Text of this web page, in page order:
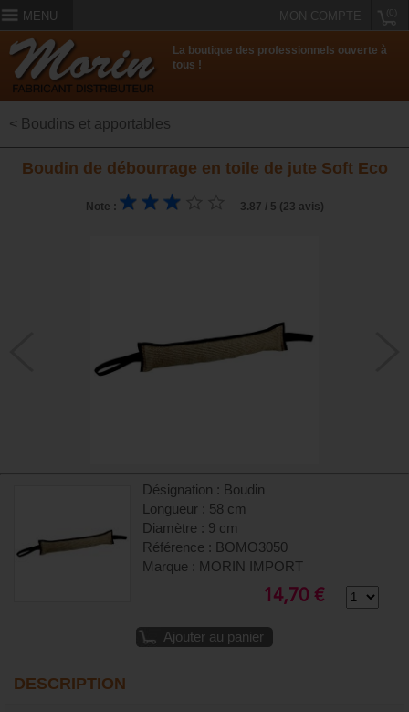
MENU MON COMPTE
La boutique des professionnels ouverte à
tous !
< Boudins et apportables
Boudin de débourrage en toile de jute Soft Eco
Note : 3.87 / 5 (23 avis)
Désignation : Boudin
Longueur : 58 cm
Diamètre : 9 cm
Référence : BOMO3050
Marque : MORIN IMPORT
14,70 €
Ajouter au panier
DESCRIPTION